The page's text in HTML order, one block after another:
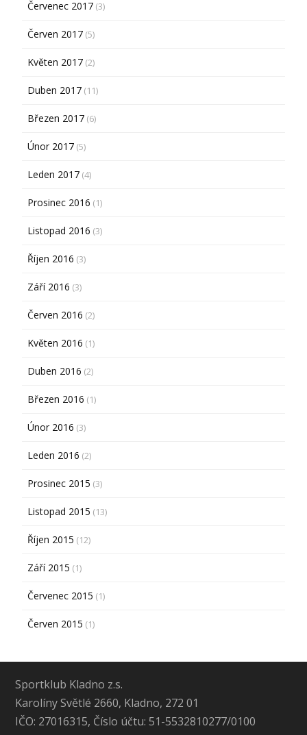
Červenec 2017 (3)
Červen 2017 (5)
Květen 2017 (2)
Duben 2017 (11)
Březen 2017 (6)
Únor 2017 (5)
Leden 2017 (4)
Prosinec 2016 (1)
Listopad 2016 (3)
Říjen 2016 (3)
Září 2016 (3)
Červen 2016 (2)
Květen 2016 (1)
Duben 2016 (2)
Březen 2016 (1)
Únor 2016 (3)
Leden 2016 (2)
Prosinec 2015 (3)
Listopad 2015 (13)
Říjen 2015 (12)
Září 2015 (1)
Červenec 2015 (1)
Červen 2015 (1)
Sportklub Kladno z.s.
Karolíny Světlé 2660, Kladno, 272 01
IČO: 27016315, Číslo účtu: 51-5532810277/0100